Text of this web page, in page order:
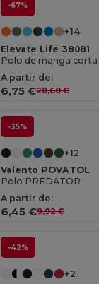
-67%
+14
Elevate Life 38081
Polo de manga
A partir de:
6,75 €20,60 €
-35%
+12
Valento POVATOL
Polo PREDATOR
A partir de:
6,45 €9,92 €
-42%
+2